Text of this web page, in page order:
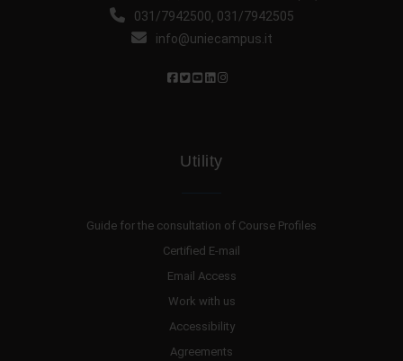
031/7942500, 031/7942505
info@uniecampus.it
Utility
Guide for the consultation of Course Profiles
Certified E-mail
Email Access
Work with us
Accessibility
Agreements